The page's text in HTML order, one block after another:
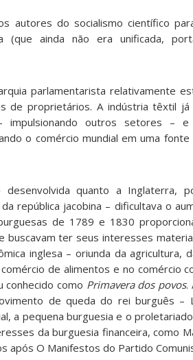
autores do socialismo científico
(que ainda não era unificada,
parlamentarista relativamente
de proprietários. A indústria têxtil
impulsionando outros setores –
o comércio mundial em uma fonte
desenvolvida quanto a Inglaterra,
república jacobina – dificultava o
de 1789 e 1830
ter seus interesses
inglesa – oriunda da agricultura,
de alimentos e no comércio
conhecido como Primavera dos povos.
de queda do rei burguês –
a pequena burguesia e o
da burguesia financeira, como
após O Manifestos do Partido